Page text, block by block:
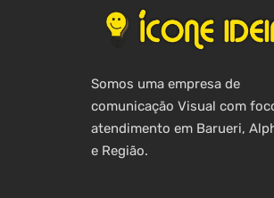
Somos uma empresa de
comunicação Visual com
atendimento em Barueri,
e Região.